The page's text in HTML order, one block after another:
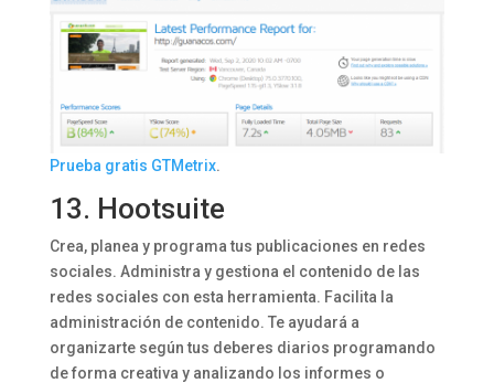
Prueba gratis GTMetrix.
13. Hootsuite
Crea, planea y programa tus publicaciones en redes
sociales. Administra y gestiona el contenido de las
redes sociales con esta herramienta. Facilita la
administración de contenido. Te ayudará a
organizarte según tus deberes diarios programando
de forma creativa y analizando los informes o